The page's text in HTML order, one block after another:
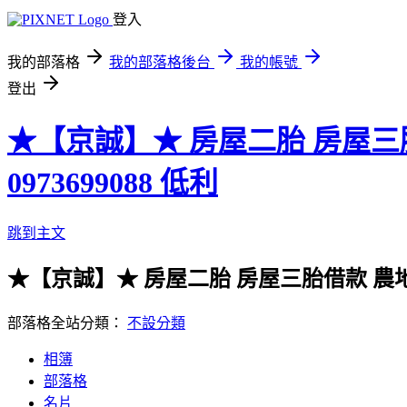
登入
我的部落格 我的部落格後台
我的帳號
登出
★【京誠】★ 房屋二胎 房屋三
0973699088 低利
跳到主文
★【京誠】★ 房屋二胎 房屋三胎借款 農
部落格全站分類： 不設分類
相簿
部落格
名片